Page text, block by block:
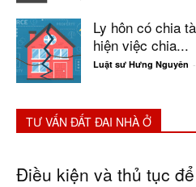
Ly hôn có chia
hiện việc chia...
Luật sư Hưng Nguyên -
TƯ VẤN ĐẤT ĐAI NHÀ Ở
Điều kiện và thủ tục